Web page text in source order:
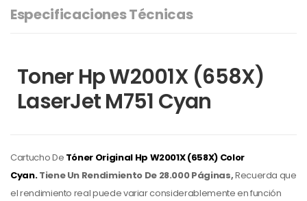
Especificaciones Técnicas
Toner Hp W2001X (658X)
LaserJet M751 Cyan
Cartucho De Tóner Original Hp W2001X (658X) Color
Cyan.Tiene Un Rendimiento De 28.000 Páginas,Recuerda que
el rendimiento real puede variar considerablemente en función